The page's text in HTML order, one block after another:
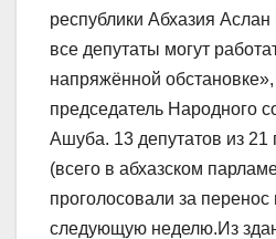
республики Абхазия
все депутаты могут
напряжённой
председатель Народного
Ашуба. 13 депутатов из 21
(всего в абхазском
проголосовали за перенос
следующую неделю.Из